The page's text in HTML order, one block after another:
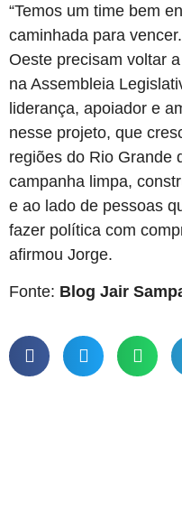
“Temos um time bem
caminhada para
Oeste precisam voltar
na Assembleia
liderança, apoiador e
nesse projeto, que
regiões do Rio Grande
campanha limpa,
e ao lado de pessoas
fazer política com
afirmou Jorge.
Fonte: Blog Jair